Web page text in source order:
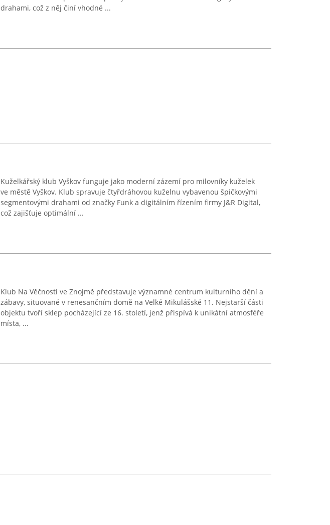
drahami, což z něj činí vhodné ...
Kuželkářský klub Vyškov funguje jako moderní zázemí pro milovníky kuželek
ve městě Vyškov. Klub spravuje čtyřdráhovou kuželnu vybavenou špičkovými
segmentovými drahami od značky Funk a digitálním řízením firmy J&R Digital,
což zajišťuje optimální ...
Klub Na Věčnosti ve Znojmě představuje významné centrum kulturního dění a
zábavy, situované v renesančním domě na Velké Mikulášské 11. Nejstarší části
objektu tvoří sklep pocházející ze 16. století, jenž přispívá k unikátní atmosféře
místa, ...